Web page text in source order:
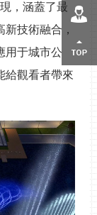
售后客服
返回頂部
，涵蓋了最
技術融合，
用于城市公
給觀看者帶來